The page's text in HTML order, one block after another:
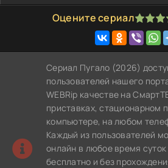
Оцените сериал
1 2 3 4 5
Сериал Пугало (2026)
пользователей нашего
WEBRip качестве на
приставках, стационарном
компьютере, на любом
Каждый из пользователей
онлайн в любое время
бесплатно и без